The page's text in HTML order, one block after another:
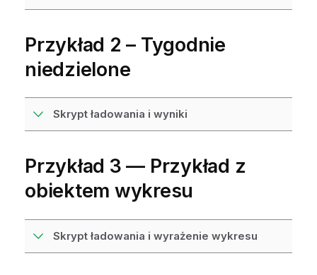
Przykład 2 – Tygodnie
niedzielone
Skrypt ładowania i wyniki
Przykład 3 — Przykład z
obiektem wykresu
Skrypt ładowania i wyrażenie wykresu